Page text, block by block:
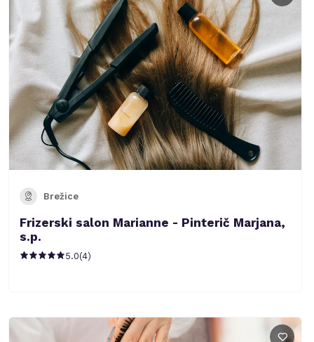
Brežice
Frizerski salon Marianne - Pinterič Marjana,
s.p.
5.0(4)